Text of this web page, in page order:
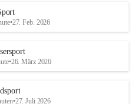
•27. Feb. 2026
•26. März 2026
•27. Juli 2026